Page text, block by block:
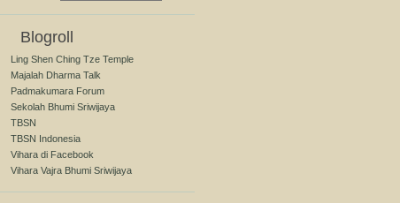
Blogroll
Ling Shen Ching Tze Temple
Majalah Dharma Talk
Padmakumara Forum
Sekolah Bhumi Sriwijaya
TBSN
TBSN Indonesia
Vihara di Facebook
Vihara Vajra Bhumi Sriwijaya